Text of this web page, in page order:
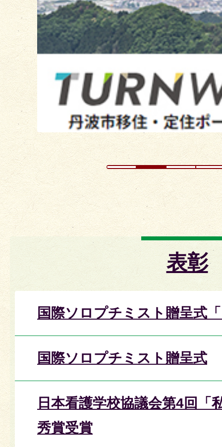
の
ス
表彰
国際ソロプチミスト贈呈式
国際ソロプチミスト贈呈式
日本看護学校協議会第4回「
秀賞受賞